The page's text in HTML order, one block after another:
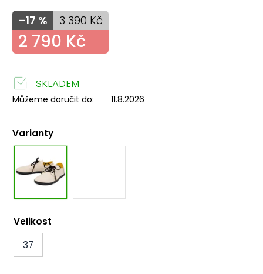
Varianty
3 390 Kč
–17 %
2 790 Kč
SKLADEM
Můžeme doručit do: 11.8.2026
Velikost
37